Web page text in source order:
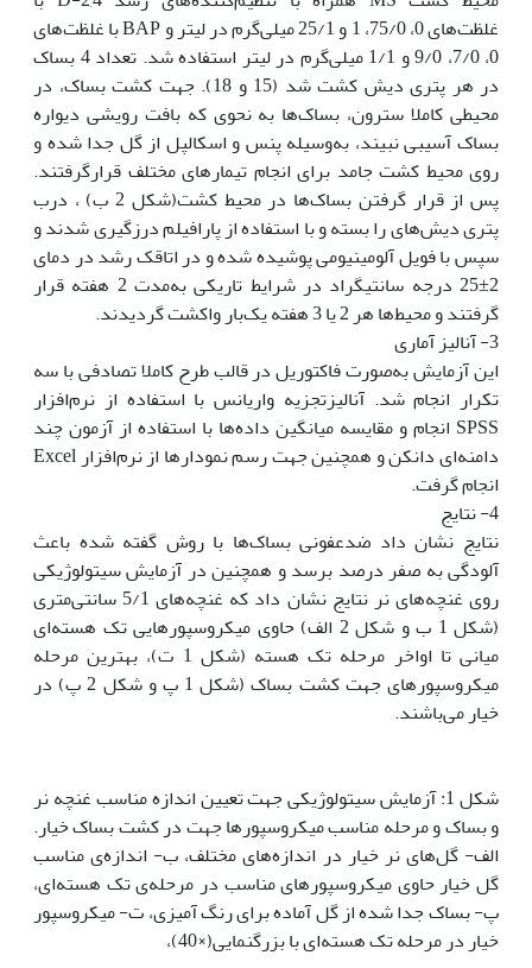
غلظت‌های 0، 75/0، 1 و 25/1 میلی‌گرم در لیتر و BAP با غلظت‌های
0، 7/0، 9/0 و 1/1 میلی‌گرم در لیتر استفاده شد. تعداد 4 بساک
در هر پتری دیش کشت شد (15 و 18). جهت کشت بساک، در
محیطی کاملا سترون، بساک‌ها به نحوی که بافت رویشی دیواره
بساک آسیبی نبیند، به‌وسیله پنس و اسکالپل از گل جدا شده و
روی محیط کشت جامد برای انجام تیمارهای مختلف قرارگرفتند.
پس از قرار گرفتن بساک‌ها در محیط کشت(شکل 2 ب) ، درب
پتری دیش‌های را بسته و با استفاده از پارافیلم درزگیری شدند و
سپس با فویل آلومینیومی پوشیده شده و در اتاقک رشد در دمای
2±25 درجه سانتی‫گراد در شرایط تاریکی به‌مدت 2 هفته قرار
گرفتند و محیط‌ها هر 2 یا 3 هفته یک‌بار واکشت گردیدند.‬‬‬‬‬‬‬
3- آنالیز آماری
این آزمایش به‌صورت فاکتوریل در قالب طرح کاملا تصادفی با سه
تکرار انجام شد. آنالیزتجزیه واریانس با استفاده از نرم‌افزار
SPSS انجام و مقایسه میانگین داده‌ها با استفاده از آزمون چند
دامنه‌ای دانکن و همچنین جهت رسم نمودارها از نرم‌افزار Excel
انجام گرفت.‬‬‬‬‬‬
4- نتایج
نتایج نشان داد ضدعفونی بساک‌ها با روش گفته شده باعث
آلودگی به صفر درصد برسد و همچنین در آزمایش سیتولوژیکی
روی غنچه‌های نر نتایج نشان داد که غنچه‌های 5/1 سانتی‌متری
(شکل 1 ب و شکل 2 الف) حاوی میکروسپورهایی تک هسته‌ای
میانی تا اواخر مرحله تک هسته (شکل 1 ت)، بهترین مرحله
میکروسپورهای جهت کشت بساک (شکل 1 پ و شکل 2 پ) در
خیار می‌باشند.
شکل 1: آزمایش سیتولوژیکی جهت تعیین اندازه مناسب غنچه نر
و بساک و مرحله‌ مناسب میکروسپورها جهت در کشت بساک خیار.
الف- گل‌های نر خیار در اندازه‌های مختلف، ب- اندازه‌ی مناسب
گل خیار حاوی میکروسپورهای مناسب در مرحله‌ی تک هسته‌ای،
پ- بساک جدا شده از گل آماده برای رنگ آمیزی، ت- میکروسپور
خیار در مرحله تک هسته‌ای با بزرگنمایی(×40)،